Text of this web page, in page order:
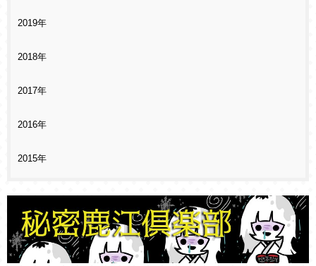
2019年
2018年
2017年
2016年
2015年